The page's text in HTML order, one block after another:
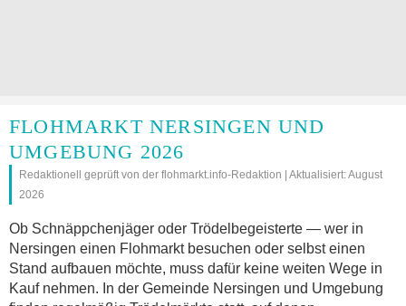
FLOHMARKT NERSINGEN UND
UMGEBUNG 2026
Redaktionell geprüft von der flohmarkt.info-Redaktion | Aktualisiert: August
2026
Ob Schnäppchenjäger oder Trödelbegeisterte — wer in
Nersingen einen Flohmarkt besuchen oder selbst einen
Stand aufbauen möchte, muss dafür keine weiten Wege in
Kauf nehmen. In der Gemeinde Nersingen und Umgebung